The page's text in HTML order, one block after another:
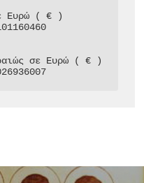
Ευρώ ( € )
σε Ευρώ ( € )